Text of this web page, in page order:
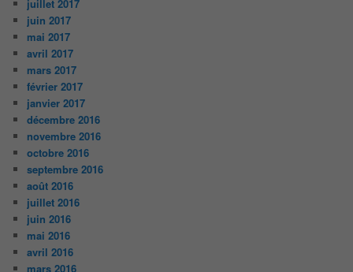
juillet 2017
juin 2017
mai 2017
avril 2017
mars 2017
février 2017
janvier 2017
décembre 2016
novembre 2016
octobre 2016
septembre 2016
août 2016
juillet 2016
juin 2016
mai 2016
avril 2016
mars 2016